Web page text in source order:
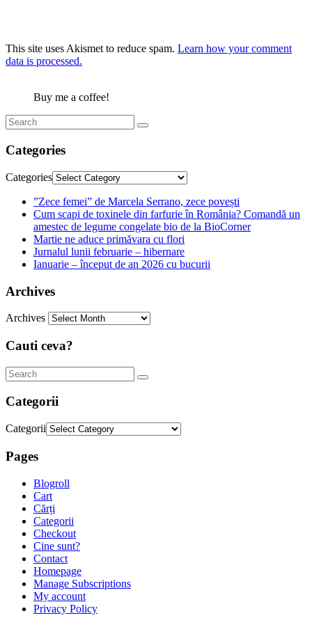
This site uses Akismet to reduce spam. Learn how your comment
data is processed.
Buy me a coffee!
Categories
Categories
”Zece femei” de Marcela Serrano, zece povești
Cum scapi de toxinele din farfurie în România? Comandă un
amestec de legume congelate bio de la BioCorner
Martie ne aduce primăvara cu flori
Jurnalul lunii februarie – hibernare
Ianuarie – început de an 2026 cu bucurii
Archives
Archives
Cauti ceva?
Categorii
Categorii
Pages
Blogroll
Cart
Cărți
Categorii
Checkout
Cine sunt?
Contact
Homepage
Manage Subscriptions
My account
Privacy Policy